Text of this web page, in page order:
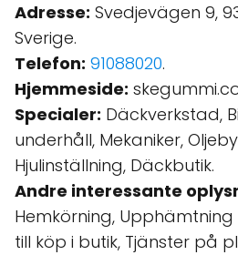
Adresse: Svedjevägen 9,
Sverige.
Telefon: 91088020.
Hjemmeside:
Specialer: Däckverkstad,
underhåll, Mekaniker,
Hjulinställning, Däckbutik.
Andre interessante
Hemkörning, Upphämtning
till köp i butik, Tjänster på